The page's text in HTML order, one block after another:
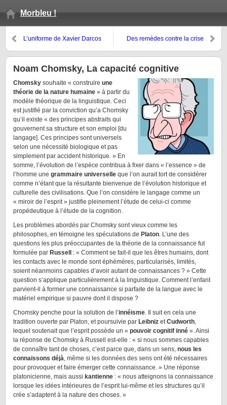
Morbleu !
L’uniforme de Xavier Darcos Des remèdes contre la crise
Noam Chomsky, La capacité cognitive
Chomsky souhaite « construire une
théorie de la nature humaine » à partir du
modèle théorique de la linguistique. Ceci
est justifié par la conviction qu’a Chomsky
qu’il existe « des principes abstraits qui
gouvernent sa structure et son emploi [du
langage]. Ces principes sont universels
selon une nécessité biologique et pas
simplement par accident historique. » En
somme, l’évolution de l’espèce contribua à fixer dans « l’essence » de
l’homme une grammaire universelle que l’on aurait tort de considérer
comme n’étant que la résultante bienvenue de l’évolution historique et
culturelle des civilisations. Que l’on considère le langage comme un
« miroir de l’esprit » justifie pleinement l’étude de celui-ci comme
propédeutique à l’étude de la cognition.
Les problèmes abordés par Chomsky sont vieux comme les
philosophes, en témoigne les spéculations de Platon. L’une des
questions les plus préoccupantes de la théorie de la connaissance fut
formulée par Russell
: « Comment se fait-il que les êtres humains, dont
les contacts avec le monde sont éphémères, particularisés, limités,
soient néanmoins capables d’avoir autant de connaissances ? » Cette
question s’applique particulièrement à la linguistique. Comment l’enfant
parvient-il à former une connaissance si parfaite de la langue avec le
matériel empirique si pauvre dont il dispose ?
Chomsky penche pour la solution de l’innéisme. Il suit en cela une
tradition ouverte par Platon, et poursuivie par Leibniz etCudworth,
lequel soutenait que l’esprit possède un « pouvoir cognitif inné ». Ainsi
la réponse de Chomsky à Russell est-elle : « si nous sommes capables
de connaître tant de choses, c’est parce que, dans un sens, nous les
connaissons déjà, même si les données des sens ont été nécessaires
pour provoquer et faire émerger cette connaissance. » Une réponse
platonicienne, mais aussi kantienne : « nous atteignons la connaissance
lorsque les idées intérieures de l’esprit lui-même et les structures qu’il
crée s’adaptent à la nature des choses. »